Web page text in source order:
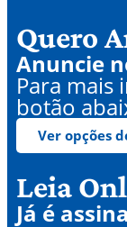
Quero
Anuncie
Para mais
botão
Ver opções
Leia
Já é